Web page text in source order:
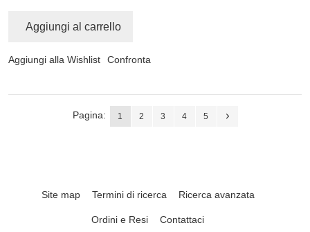
Aggiungi al carrello
Aggiungi alla Wishlist Confronta
Pagina: 1 2 3 4 5
Site map Termini di ricerca Ricerca avanzata
Ordini e Resi Contattaci